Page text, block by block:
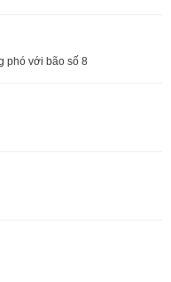
phó với bão số 8